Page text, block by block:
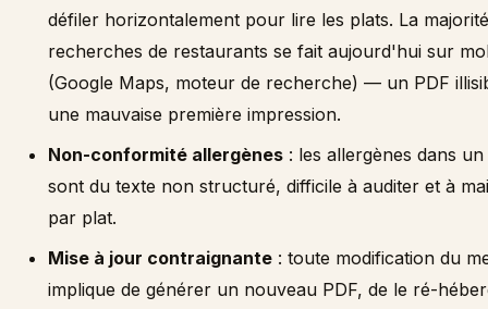
défiler horizontalement pour lire les plats. La
recherches de restaurants se fait aujourd'hui sur
(Google Maps, moteur de recherche) — un PDF
une mauvaise première impression.
Non-conformité allergènes : les allergènes dans un
sont du texte non structuré, difficile à auditer et à
par plat.
Mise à jour contraignante : toute modification du
implique de générer un nouveau PDF, de le ré-